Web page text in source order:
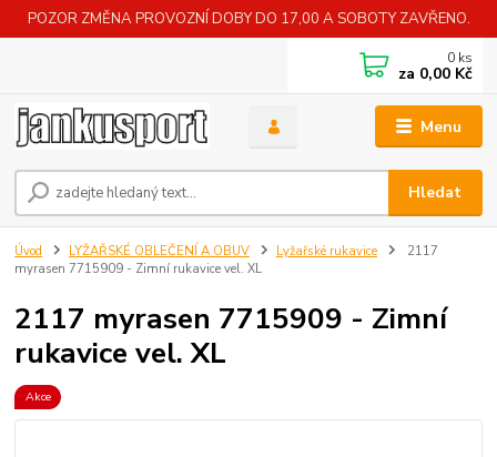
POZOR ZMĚNA PROVOZNÍ DOBY DO 17,00 A SOBOTY ZAVŘENO.
Menu
Hledat
0 ks
za 0,00 Kč
Úvod LYŽAŘSKÉ OBLEČENÍ A OBUV Lyžařské rukavice
2117
myrasen 7715909 - Zimní rukavice vel. XL
2117 myrasen 7715909 - Zimní
rukavice vel. XL
Akce